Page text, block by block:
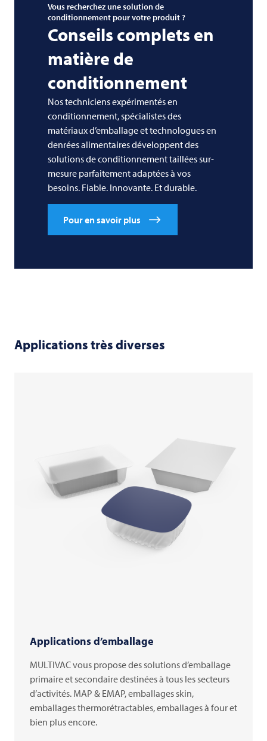
Vous recherchez une solution de
conditionnement pour votre produit ?
Conseils complets en
matière de
conditionnement
Nos techniciens expérimentés en
conditionnement, spécialistes des
matériaux d’emballage et technologues en
denrées alimentaires développent des
solutions de conditionnement taillées sur-
mesure parfaitement adaptées à vos
besoins. Fiable. Innovante. Et durable.
Pour en savoir plus
Applications très diverses
Applications d’emballage
MULTIVAC vous propose des solutions d’emballage
primaire et secondaire destinées à tous les secteurs
d’activités. MAP & EMAP, emballages skin,
emballages thermorétractables, emballages à four et
bien plus encore.